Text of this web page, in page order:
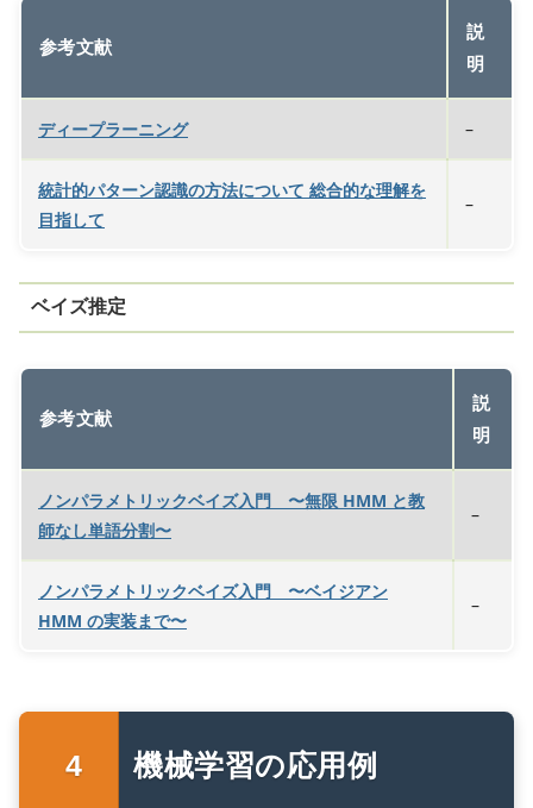
参考文献
説
明
ディープラーニング –
統計的パターン認識の方法について 総合的な理解を
目指して
–
ベイズ推定
参考文献
説
明
ノンパラメトリックベイズ入門 〜無限 HMM と教
師なし単語分割〜
–
ノンパラメトリックベイズ入門 〜ベイジアン
HMM の実装まで〜
–
機械学習の応用例